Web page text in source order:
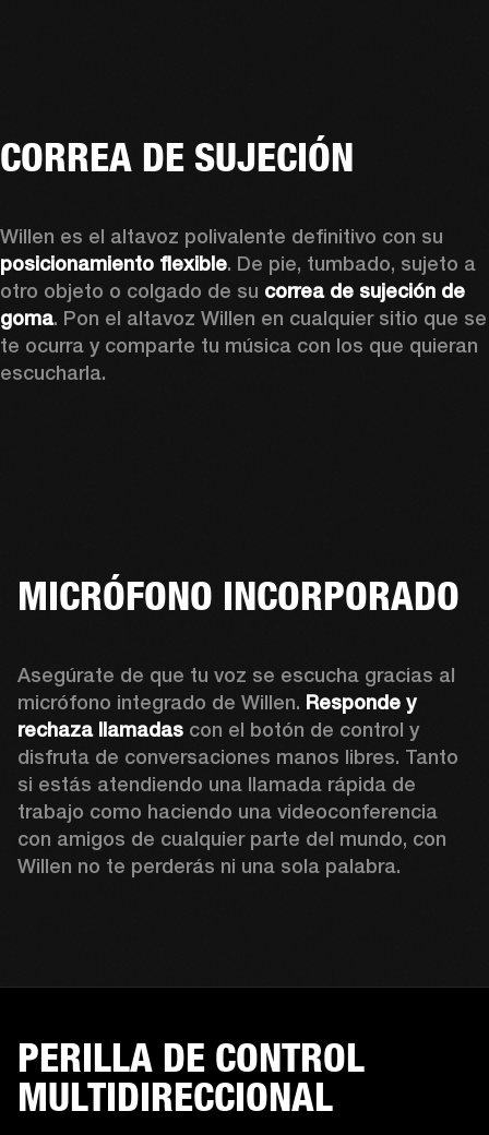
CORREA DE SUJECIÓN
Willen es el altavoz polivalente definitivo con su
posicionamiento flexible. De pie, tumbado, sujeto a
otro objeto o colgado de su correa de sujeción de
goma. Pon el altavoz Willen en cualquier sitio que se
te ocurra y comparte tu música con los que quieran
escucharla.
MICRÓFONO INCORPORADO
Asegúrate de que tu voz se escucha gracias al
micrófono integrado de Willen. Responde y
rechaza llamadas con el botón de control y
disfruta de conversaciones manos libres. Tanto
si estás atendiendo una llamada rápida de
trabajo como haciendo una videoconferencia
con amigos de cualquier parte del mundo, con
Willen no te perderás ni una sola palabra.
PERILLA DE CONTROL
MULTIDIRECCIONAL